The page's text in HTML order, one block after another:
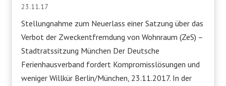
23.11.17
Stellungnahme zum Neuerlass einer Satzung über das
Verbot der Zweckentfremdung von Wohnraum (ZeS) –
Stadtratssitzung München Der Deutsche
Ferienhausverband fordert Kompromisslösungen und
weniger Willkür Berlin/München, 23.11.2017. In der